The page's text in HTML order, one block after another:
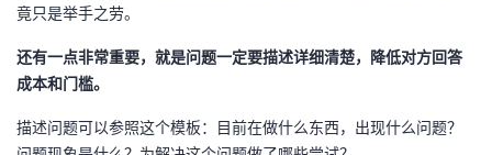
竟只是举手之劳。
还有一点非常重要，就是问题一定要描述详细清楚，降低对方回答
成本和门槛。
描述问题可以参照这个模板：目前在做什么东西，出现什么问题？